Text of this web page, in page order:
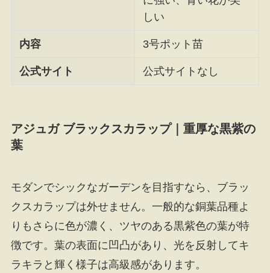
しい
内容 3号ポット苗
公式サイト 公式サイトなし
アジュガ ブラックスカラップ｜重厚な黒紫の
葉
モダンでシックなガーデンを目指すなら、ブラッ
クスカラップは外せません。一般的な銅葉品種よ
りもさらに色が濃く、ツヤのある黒紫色の葉が特
徴です。葉の表面に凹凸があり、光を反射してキ
ラキラと輝く様子は高級感があります。